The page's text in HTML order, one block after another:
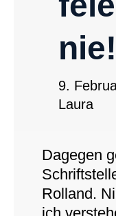
nie!
9.
Laura
Dagegen
Rolland.